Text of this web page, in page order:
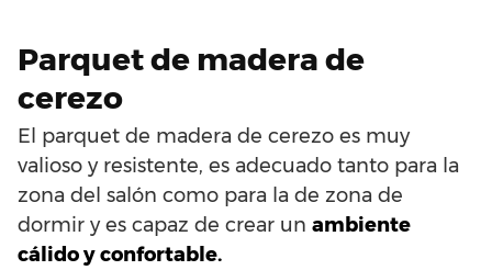
Parquet de madera de
cerezo
El parquet de madera de cerezo es muy
valioso y resistente, es adecuado tanto para la
zona del salón como para la de zona de
dormir y es capaz de crear un ambiente
cálido y confortable.